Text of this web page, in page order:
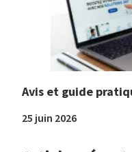
Avis et guide
25 juin 2026